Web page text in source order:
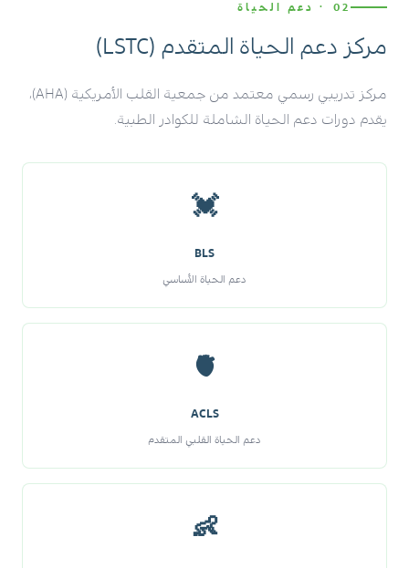
02 · دعم الحياة
مركز دعم الحياة المتقدم (LSTC)
مركز تدريبي رسمي معتمد من جمعية القلب الأمريكية (AHA)،
يقدم دورات دعم الحياة الشاملة للكوادر الطبية.
💓
BLS
دعم الحياة الأساسي
🫀
ACLS
دعم الحياة القلبي المتقدم
👶